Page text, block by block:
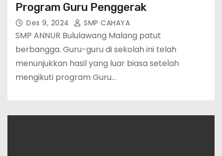
Program Guru Penggerak
Des 9, 2024 SMP CAHAYA
SMP ANNUR Bululawang Malang patut
berbangga. Guru-guru di sekolah ini telah
menunjukkan hasil yang luar biasa setelah
mengikuti program Guru…